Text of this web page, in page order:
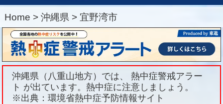
Home > 沖縄県 > 宜野湾市
沖縄県（八重山地方）では、 熱中症警戒アラー
ト が出ています。熱中症に注意しましょう。
※出典：環境省熱中症予防情報サイト